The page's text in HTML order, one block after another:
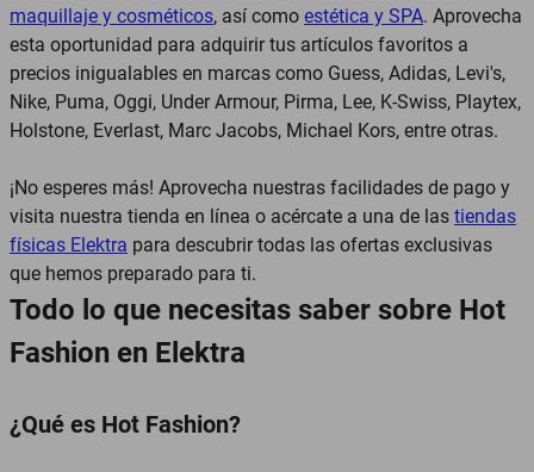
maquillaje y cosméticos, así como estética y SPA. Aprovecha
esta oportunidad para adquirir tus artículos favoritos a
precios inigualables en marcas como Guess, Adidas, Levi's,
Nike, Puma, Oggi, Under Armour, Pirma, Lee, K-Swiss, Playtex,
Holstone, Everlast, Marc Jacobs, Michael Kors, entre otras.
¡No esperes más! Aprovecha nuestras facilidades de pago y
visita nuestra tienda en línea o acércate a una de las tiendas
físicas Elektra para descubrir todas las ofertas exclusivas
que hemos preparado para ti.
Todo lo que necesitas saber sobre Hot
Fashion en Elektra
¿Qué es Hot Fashion?